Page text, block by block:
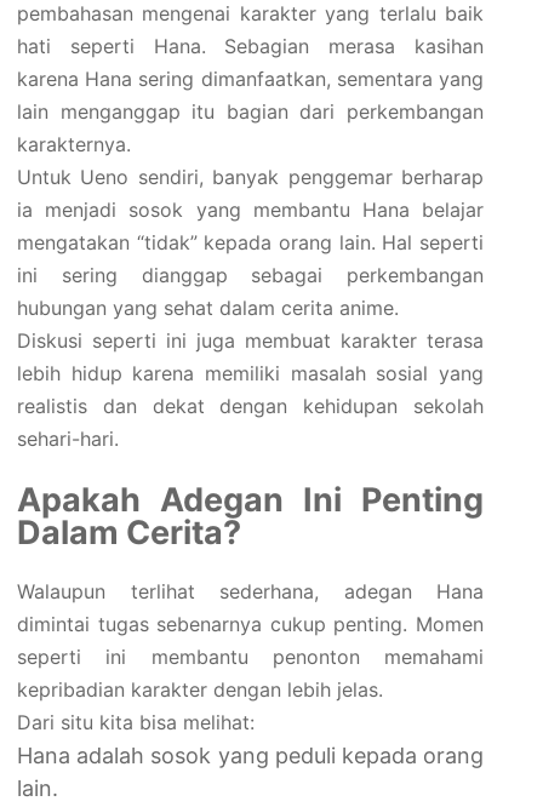
pembahasan mengenai karakter yang terlalu baik
hati seperti Hana. Sebagian merasa kasihan
karena Hana sering dimanfaatkan, sementara yang
lain menganggap itu bagian dari perkembangan
karakternya.
Untuk Ueno sendiri, banyak penggemar berharap
ia menjadi sosok yang membantu Hana belajar
mengatakan “tidak” kepada orang lain. Hal seperti
ini sering dianggap sebagai perkembangan
hubungan yang sehat dalam cerita anime.
Diskusi seperti ini juga membuat karakter terasa
lebih hidup karena memiliki masalah sosial yang
realistis dan dekat dengan kehidupan sekolah
sehari-hari.
Apakah Adegan Ini Penting
Dalam Cerita?
Walaupun terlihat sederhana, adegan Hana
dimintai tugas sebenarnya cukup penting. Momen
seperti ini membantu penonton memahami
kepribadian karakter dengan lebih jelas.
Dari situ kita bisa melihat:
Hana adalah sosok yang peduli kepada orang
lain.